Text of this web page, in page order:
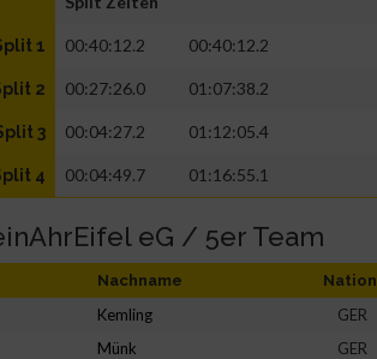
1 00:40:12.2 00:40:12.2
2 00:27:26.0 01:07:38.2
3 00:04:27.2 01:12:05.4
4 00:04:49.7 01:16:55.1
eG / 5er Team
Nachname Nation
Kemling GER
Münk GER